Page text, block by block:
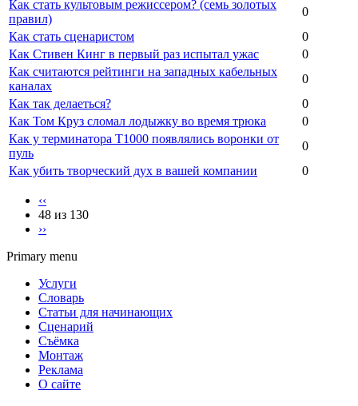
Как стать культовым режиссером? (семь золотых
правил)
0
Как стать сценаристом
0
Как Стивен Кинг в первый раз испытал ужас
0
Как считаются рейтинги на западных кабельных
каналах
0
Как так делаеться?
0
Как Том Круз сломал лодыжку во время трюка
0
Как у терминатора Т1000 появлялись воронки от
пуль
0
Как убить творческий дух в вашей компании
0
‹‹
48 из 130
››
Primary menu
Услуги
Словарь
Статьи для начинающих
Сценарий
Съёмка
Монтаж
Реклама
О сайте